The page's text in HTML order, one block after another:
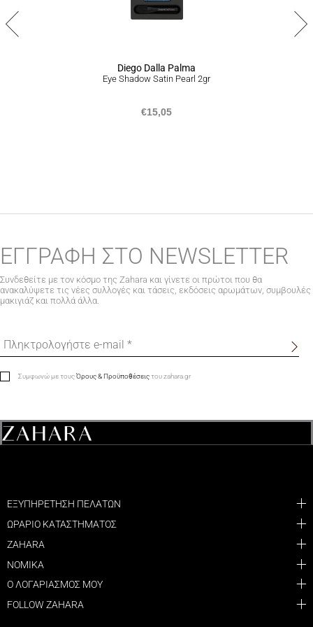
Diego Dalla Palma
Eye Shadow Satin Pearl 2gr
€15,05
επιλεγούν
στη
ΕΓΓΡΑΦΗ ΣΤΟ NEWSLETTER
Συνδεθείτε με τον κόσμο της Zahara και γίνετε οι πρώτοι που θα
ανακαλύψετε τις νέες συλλογές και τάσεις, εκδόσεις αρωμάτων, συμβουλές
μακιγιάζ και πολλά άλλα.
Συμφωνώ με τουςΌρους & Προϋποθέσειςτου zahara.gr
ΕΞΥΠΗΡΕΤΗΣΗ ΠΕΛΑΤΩΝ
ΩΡΑΡΙΟ ΚΑΤΑΣΤΗΜΑΤΟΣ
ZAHARA
ΝΟΜΙΚΑ
Ο ΛΟΓΑΡΙΑΣΜΟΣ ΜΟΥ
FOLLOW ZAHARA